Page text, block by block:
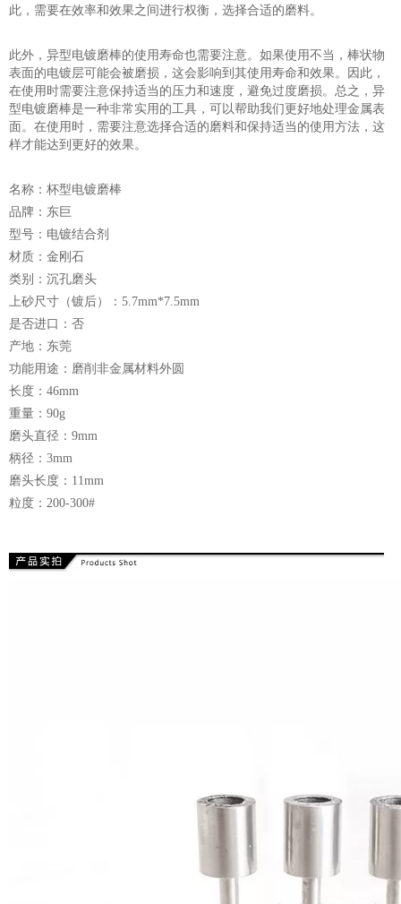
此，需要在效率和效果之间进行权衡，选择合适的磨料。
此外，异型电镀磨棒的使用寿命也需要注意。如果使用不当，棒状物
表面的电镀层可能会被磨损，这会影响到其使用寿命和效果。因此，
在使用时需要注意保持适当的压力和速度，避免过度磨损。总之，异
型电镀磨棒是一种非常实用的工具，可以帮助我们更好地处理金属表
面。在使用时，需要注意选择合适的磨料和保持适当的使用方法，这
样才能达到更好的效果。
名称：杯型电镀磨棒
品牌：东巨
型号：电镀结合剂
材质：金刚石
类别：沉孔磨头
上砂尺寸（镀后）：5.7mm*7.5mm
是否进口：否
产地：东莞
功能用途：磨削非金属材料外圆
长度：46mm
重量：90g
磨头直径：9mm
柄径：3mm
磨头长度：11mm
粒度：200-300#